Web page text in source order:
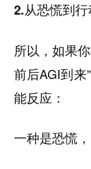
2.从恐慌到行
所以，如果
前后AGI到
能反应：
一种是恐慌